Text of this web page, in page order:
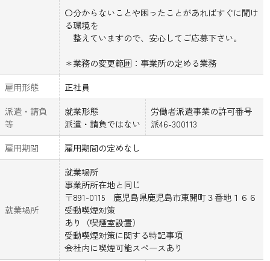
〇分からないことや困ったことがあればすぐに聞け
る環境を
整えていますので、安心してご応募下さい。
＊業務の変更範囲：事業所の定める業務
雇用形態
正社員
派遣・請負
等
就業形態
派遣・請負ではない
労働者派遣事業の許可番号
派46-300113
雇用期間
雇用期間の定めなし
就業場所
就業場所
事業所所在地と同じ
〒891-0115 鹿児島県鹿児島市東開町３番地１６６
受動喫煙対策
あり（喫煙室設置）
受動喫煙対策に関する特記事項
会社内に喫煙可能スペースあり